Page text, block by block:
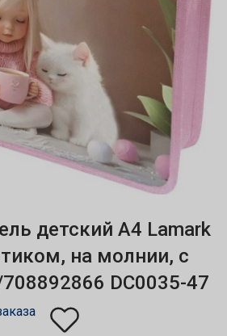
детский А4 Lamark
на молнии, с
DC0035-47